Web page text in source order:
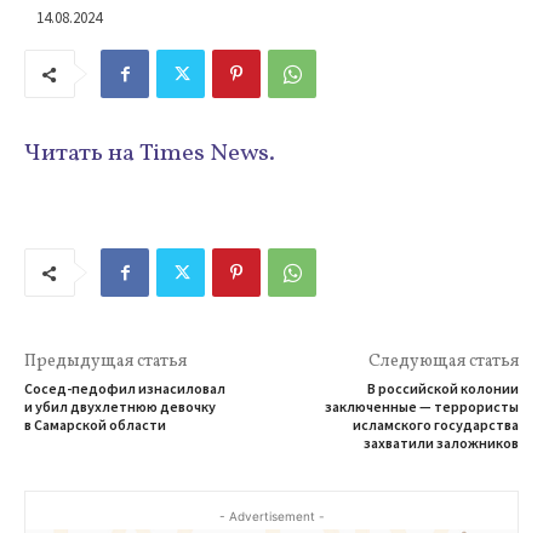
14.08.2024
Читать на Times News.
Предыдущая статья
Сосед-педофил изнасиловал
и убил двухлетнюю девочку
в Самарской области
Следующая статья
В российской колонии
заключенные — террористы
исламского государства
захватили заложников
- Advertisement -